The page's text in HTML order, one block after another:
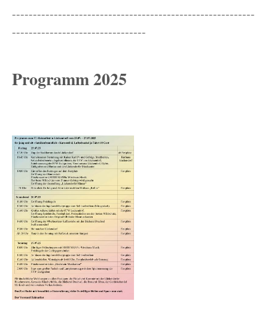
----------------------------------------------------------
--------------------------------
Programm 2025